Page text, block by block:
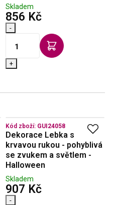
Skladem
856 Kčs DPH
-
+
Kód zboží: GUI24058
Dekorace Lebka s
krvavou rukou - pohyblivá
se zvukem a světlem -
Halloween
Skladem
907 Kčs DPH
-